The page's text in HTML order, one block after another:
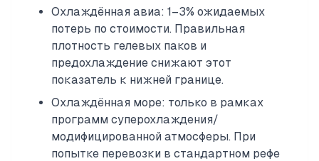
Охлаждённая авиа: 1–3% ожидаемых
потерь по стоимости. Правильная
плотность гелевых паков и
предохлаждение снижают этот
показатель к нижней границе.
Охлаждённая море: только в рамках
программ суперохлаждения/
модифицированной атмосферы. При
попытке перевозки в стандартном рефе